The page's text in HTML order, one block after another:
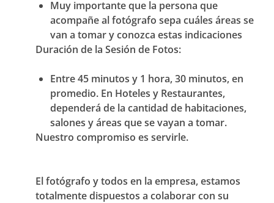
Muy importante que la persona que
acompañe al fotógrafo sepa cuáles áreas se
van a tomar y conozca estas indicaciones
Duración de la Sesión de Fotos:
Entre 45 minutos y 1 hora, 30 minutos, en
promedio. En Hoteles y Restaurantes,
dependerá de la cantidad de habitaciones,
salones y áreas que se vayan a tomar.
Nuestro compromiso es servirle.
El fotógrafo y todos en la empresa, estamos
totalmente dispuestos a colaborar con su